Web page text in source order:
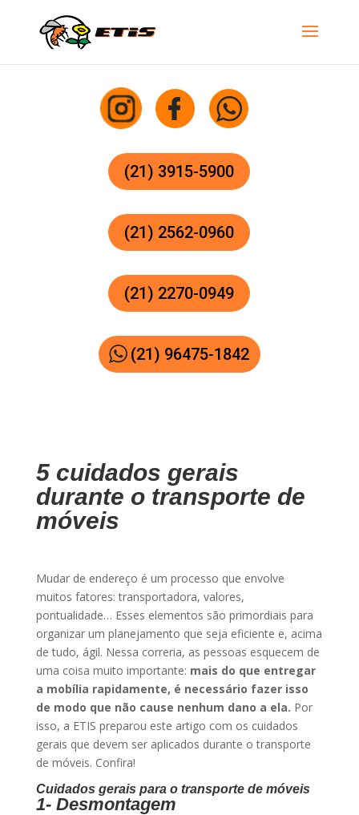
(21) 3915-5900
(21) 2562-0960
(21) 2270-0949
(21) 96475-1842
5 cuidados gerais
durante o transporte de
móveis
Mudar de endereço é um processo que envolve
muitos fatores: transportadora, valores,
pontualidade… Esses elementos são primordiais para
organizar um planejamento que seja eficiente e, acima
de tudo, ágil. Nessa correria, as pessoas esquecem de
uma coisa muito importante: mais do que entregar
a mobília rapidamente, é necessário fazer isso
de modo que não cause nenhum dano a ela. Por
isso, a ETIS preparou este artigo com os cuidados
gerais que devem ser aplicados durante o transporte
de móveis. Confira!
Cuidados gerais para o transporte de móveis
1- Desmontagem